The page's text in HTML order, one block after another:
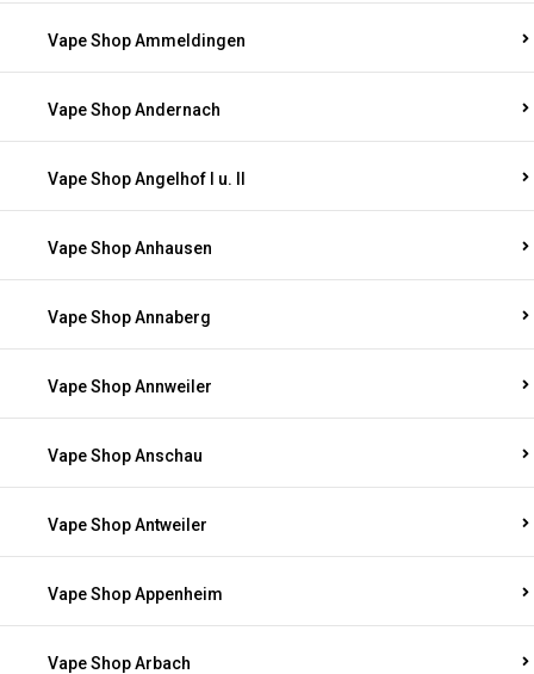
Vape Shop Ammeldingen
Vape Shop Andernach
Vape Shop Angelhof I u. II
Vape Shop Anhausen
Vape Shop Annaberg
Vape Shop Annweiler
Vape Shop Anschau
Vape Shop Antweiler
Vape Shop Appenheim
Vape Shop Arbach